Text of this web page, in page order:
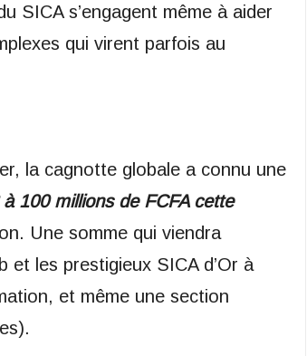
SICA s’engagent même à aider
qui virent parfois au
la cagnotte globale a connu une
100 millions de FCFA cette
Une somme qui viendra
et les prestigieux SICA d’Or à
et même une section